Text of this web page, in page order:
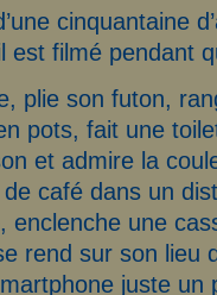
cinquantaine
est filmé pendant
plie son futon,
pots, fait une
et admire la
café dans un
enclenche une
rend sur son lieu
juste